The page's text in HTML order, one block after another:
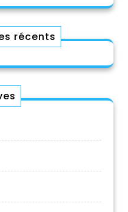
récents